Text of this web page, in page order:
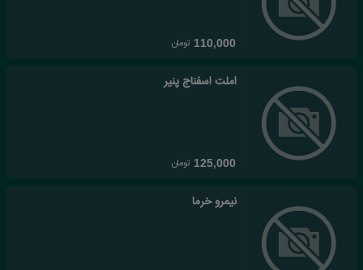
110,000 تومان
املت اسفناج پنیر
125,000 تومان
نیمرو خرما